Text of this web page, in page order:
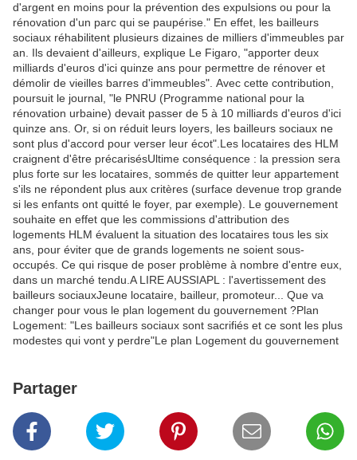
d'argent en moins pour la prévention des expulsions ou pour la
rénovation d'un parc qui se paupérise." En effet, les bailleurs
sociaux réhabilitent plusieurs dizaines de milliers d'immeubles par
an. Ils devaient d'ailleurs, explique Le Figaro, "apporter deux
milliards d'euros d'ici quinze ans pour permettre de rénover et
démolir de vieilles barres d'immeubles". Avec cette contribution,
poursuit le journal, "le PNRU (Programme national pour la
rénovation urbaine) devait passer de 5 à 10 milliards d'euros d'ici
quinze ans. Or, si on réduit leurs loyers, les bailleurs sociaux ne
sont plus d'accord pour verser leur écot".Les locataires des HLM
craignent d'être précarisésUltime conséquence : la pression sera
plus forte sur les locataires, sommés de quitter leur appartement
s'ils ne répondent plus aux critères (surface devenue trop grande
si les enfants ont quitté le foyer, par exemple). Le gouvernement
souhaite en effet que les commissions d'attribution des
logements HLM évaluent la situation des locataires tous les six
ans, pour éviter que de grands logements ne soient sous-
occupés. Ce qui risque de poser problème à nombre d'entre eux,
dans un marché tendu.A LIRE AUSSIAPL : l'avertissement des
bailleurs sociauxJeune locataire, bailleur, promoteur... Que va
changer pour vous le plan logement du gouvernement ?Plan
Logement: "Les bailleurs sociaux sont sacrifiés et ce sont les plus
modestes qui vont y perdre"Le plan Logement du gouvernement
Partager